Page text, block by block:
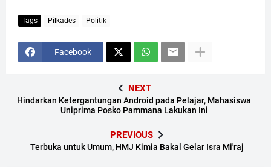
Tags Pilkades Politik
Facebook
NEXT
Hindarkan Ketergantungan Android pada Pelajar, Mahasiswa
Uniprima Posko Pammana Lakukan Ini
PREVIOUS
Terbuka untuk Umum, HMJ Kimia Bakal Gelar Isra Mi'raj